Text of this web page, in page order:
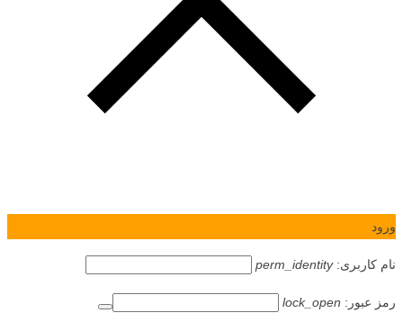
ورود
نام کاربری:perm_identity
رمز عبور: lock_open